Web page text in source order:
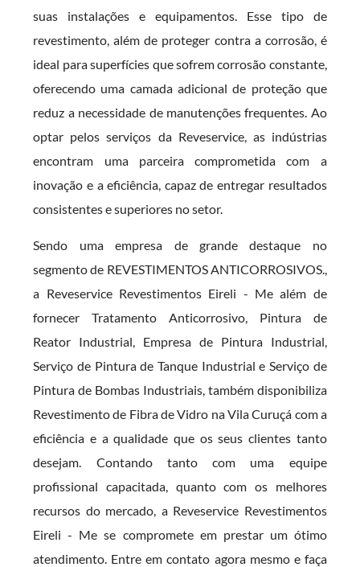
suas instalações e equipamentos. Esse tipo de
revestimento, além de proteger contra a corrosão, é
ideal para superfícies que sofrem corrosão constante,
oferecendo uma camada adicional de proteção que
reduz a necessidade de manutenções frequentes. Ao
optar pelos serviços da Reveservice, as indústrias
encontram uma parceira comprometida com a
inovação e a eficiência, capaz de entregar resultados
consistentes e superiores no setor.
Sendo uma empresa de grande destaque no
segmento de REVESTIMENTOS ANTICORROSIVOS.,
a Reveservice Revestimentos Eireli - Me além de
fornecer Tratamento Anticorrosivo, Pintura de
Reator Industrial, Empresa de Pintura Industrial,
Serviço de Pintura de Tanque Industrial e Serviço de
Pintura de Bombas Industriais, também disponibiliza
Revestimento de Fibra de Vidro na Vila Curuçá com a
eficiência e a qualidade que os seus clientes tanto
desejam. Contando tanto com uma equipe
profissional capacitada, quanto com os melhores
recursos do mercado, a Reveservice Revestimentos
Eireli - Me se compromete em prestar um ótimo
atendimento. Entre em contato agora mesmo e faça